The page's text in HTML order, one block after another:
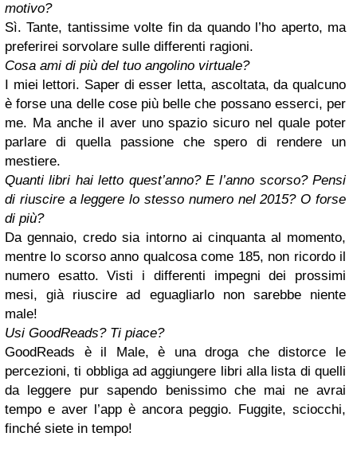
motivo?
Sì. Tante, tantissime volte fin da quando l’ho aperto, ma
preferirei sorvolare sulle differenti ragioni.
Cosa ami di più del tuo angolino virtuale?
I miei lettori. Saper di esser letta, ascoltata, da qualcuno
è forse una delle cose più belle che possano esserci, per
me. Ma anche il aver uno spazio sicuro nel quale poter
parlare di quella passione che spero di rendere un
mestiere.
Quanti libri hai letto quest’anno? E l’anno scorso? Pensi
di riuscire a leggere lo stesso numero nel 2015? O forse
di più?
Da gennaio, credo sia intorno ai cinquanta al momento,
mentre lo scorso anno qualcosa come 185, non ricordo il
numero esatto. Visti i differenti impegni dei prossimi
mesi, già riuscire ad eguagliarlo non sarebbe niente
male!
Usi GoodReads? Ti piace?
GoodReads è il Male, è una droga che distorce le
percezioni, ti obbliga ad aggiungere libri alla lista di quelli
da leggere pur sapendo benissimo che mai ne avrai
tempo e aver l’app è ancora peggio. Fuggite, sciocchi,
finché siete in tempo!